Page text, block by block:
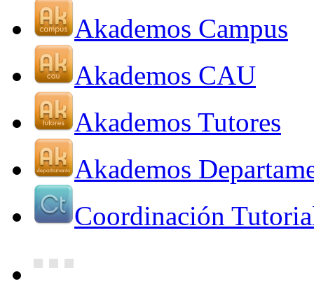
Akademos Campus
Akademos CAU
Akademos Tutores
Akademos
Coordinación